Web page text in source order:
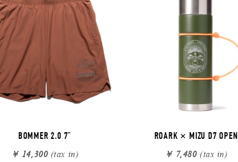
BOMMER 2.0 7"
￥ 14,300(tax in)
ROARK × MIZU D7 OPEN
￥ 7,480(tax in)